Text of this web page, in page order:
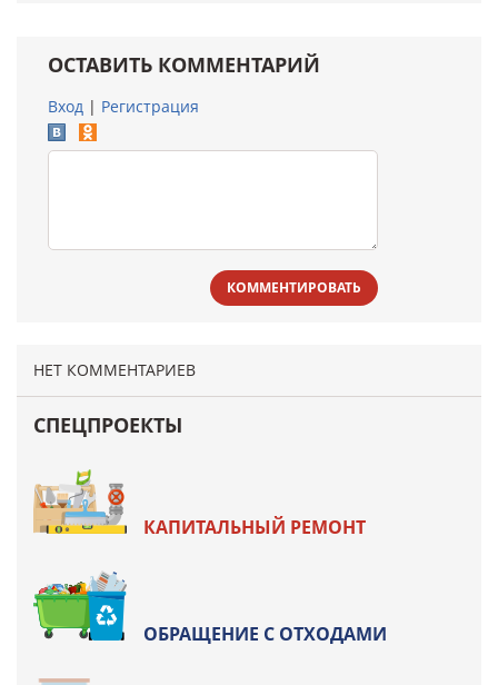
ОСТАВИТЬ КОММЕНТАРИЙ
Вход | Регистрация
КОММЕНТИРОВАТЬ
НЕТ КОММЕНТАРИЕВ
СПЕЦПРОЕКТЫ
КАПИТАЛЬНЫЙ РЕМОНТ
ОБРАЩЕНИЕ С ОТХОДАМИ